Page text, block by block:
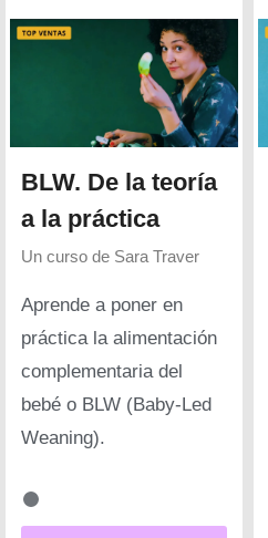
BLW. De la teoría
a la práctica
Un curso de Sara Traver
Aprende a poner en
práctica la alimentación
complementaria del
bebé o BLW (Baby-Led
Weaning).